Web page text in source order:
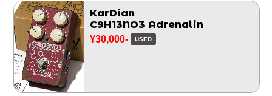
KarDian
C9H13NO3 Adrenalin
¥30,000- USED